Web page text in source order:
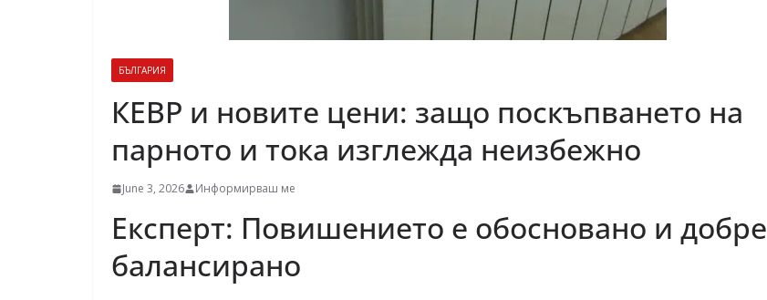
БЪЛГАРИЯ
КЕВР и новите цени: защо поскъпването на
парното и тока изглежда неизбежно
June 3, 2026 Информирваш ме
Експерт: Повишението е обосновано и добре
балансирано